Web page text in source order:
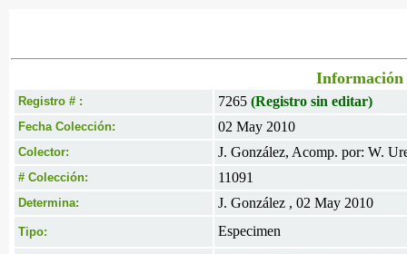
Información
Registro # : 7265 (Registro sin editar)
Fecha Colección: 02 May 2010
Colector: J. González, Acomp. por: W.
# Colección: 11091
Determina: J. González , 02 May 2010
Tipo: Especimen